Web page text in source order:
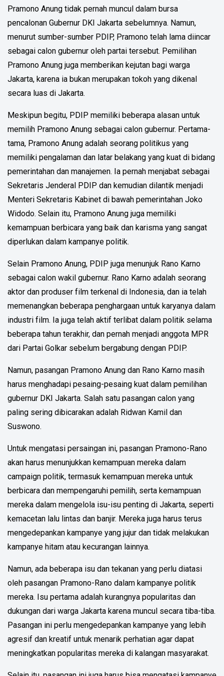
Pramono Anung tidak pernah muncul dalam bursa
pencalonan Gubernur DKI Jakarta sebelumnya. Namun,
menurut sumber-sumber PDIP, Pramono telah lama diincar
sebagai calon gubernur oleh partai tersebut. Pemilihan
Pramono Anung juga memberikan kejutan bagi warga
Jakarta, karena ia bukan merupakan tokoh yang dikenal
secara luas di Jakarta.
Meskipun begitu, PDIP memiliki beberapa alasan untuk
memilih Pramono Anung sebagai calon gubernur. Pertama-
tama, Pramono Anung adalah seorang politikus yang
memiliki pengalaman dan latar belakang yang kuat di bidang
pemerintahan dan manajemen. Ia pernah menjabat sebagai
Sekretaris Jenderal PDIP dan kemudian dilantik menjadi
Menteri Sekretaris Kabinet di bawah pemerintahan Joko
Widodo. Selain itu, Pramono Anung juga memiliki
kemampuan berbicara yang baik dan karisma yang sangat
diperlukan dalam kampanye politik.
Selain Pramono Anung, PDIP juga menunjuk Rano Karno
sebagai calon wakil gubernur. Rano Karno adalah seorang
aktor dan produser film terkenal di Indonesia, dan ia telah
memenangkan beberapa penghargaan untuk karyanya dalam
industri film. Ia juga telah aktif terlibat dalam politik selama
beberapa tahun terakhir, dan pernah menjadi anggota MPR
dari Partai Golkar sebelum bergabung dengan PDIP.
Namun, pasangan Pramono Anung dan Rano Karno masih
harus menghadapi pesaing-pesaing kuat dalam pemilihan
gubernur DKI Jakarta. Salah satu pasangan calon yang
paling sering dibicarakan adalah Ridwan Kamil dan
Suswono.
Untuk mengatasi persaingan ini, pasangan Pramono-Rano
akan harus menunjukkan kemampuan mereka dalam
campaign politik, termasuk kemampuan mereka untuk
berbicara dan mempengaruhi pemilih, serta kemampuan
mereka dalam mengelola isu-isu penting di Jakarta, seperti
kemacetan lalu lintas dan banjir. Mereka juga harus terus
mengedepankan kampanye yang jujur dan tidak melakukan
kampanye hitam atau kecurangan lainnya.
Namun, ada beberapa isu dan tekanan yang perlu diatasi
oleh pasangan Pramono-Rano dalam kampanye politik
mereka. Isu pertama adalah kurangnya popularitas dan
dukungan dari warga Jakarta karena muncul secara tiba-tiba.
Pasangan ini perlu mengedepankan kampanye yang lebih
agresif dan kreatif untuk menarik perhatian agar dapat
meningkatkan popularitas mereka di kalangan masyarakat.